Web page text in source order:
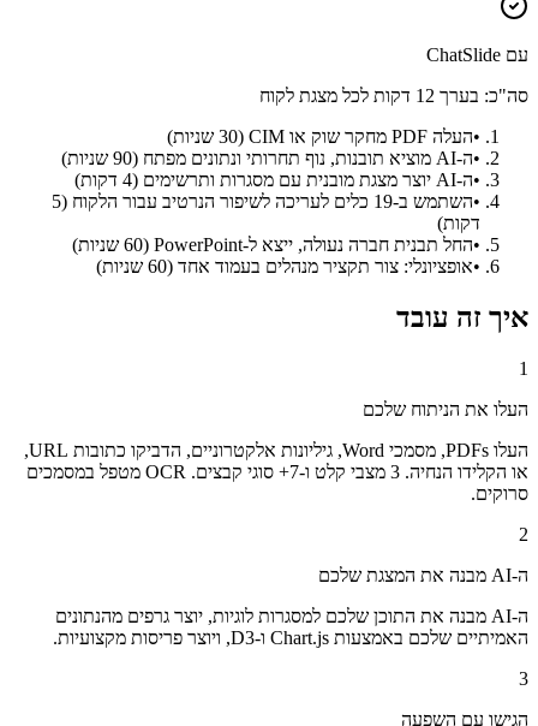
עם ChatSlide
סה"כ: בערך 12 דקות לכל מצגת לקוח
•העלה PDF מחקר שוק או CIM (30 שניות)
•ה-AI מוציא תובנות, נוף תחרותי ונתונים מפתח (90 שניות)
•ה-AI יוצר מצגת מובנית עם מסגרות ותרשימים (4 דקות)
•
השתמש ב-19 כלים לעריכה לשיפור הנרטיב עבור הלקוח (5
דקות)
•החל תבנית חברה נעולה, ייצא ל-PowerPoint (60 שניות)
•אופציונלי: צור תקציר מנהלים בעמוד אחד (60 שניות)
איך זה עובד
1
העלו את הניתוח שלכם
העלו PDFs, מסמכי Word, גיליונות אלקטרוניים, הדביקו כתובות URL,
או הקלידו הנחיה. 3 מצבי קלט ו-7+ סוגי קבצים. OCR מטפל במסמכים
סרוקים.
2
ה-AI מבנה את המצגת שלכם
ה-AI מבנה את התוכן שלכם למסגרות לוגיות, יוצר גרפים מהנתונים
האמיתיים שלכם באמצעות Chart.js ו-D3, ויוצר פריסות מקצועיות.
3
הגישו עם השפעה